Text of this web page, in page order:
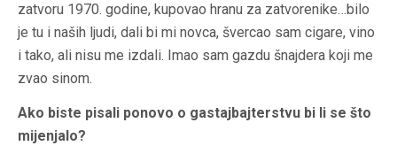
zatvoru 1970. godine, kupovao hranu za zatvorenike…bilo
je tu i naših ljudi, dali bi mi novca, švercao sam cigare, vino
i tako, ali nisu me izdali. Imao sam gazdu šnajdera koji me
zvao sinom.
Ako biste pisali ponovo o gastajbajterstvu bi li se što
mijenjalo?